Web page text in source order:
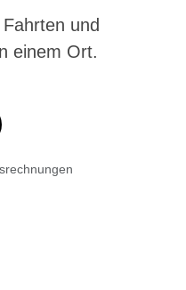
und
einem Ort.